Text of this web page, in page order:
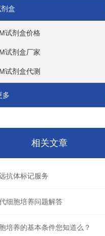
盒
试剂盒价格
试剂盒厂家
试剂盒代测
多
相关文章
抗体标记服务
细胞培养问题解答
培养的基本条件您知道么？